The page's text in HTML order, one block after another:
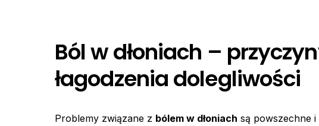
Ból w dłoniach –
łagodzenia dolegliwości
Problemy związane z bólem w dłoniach są powszechne